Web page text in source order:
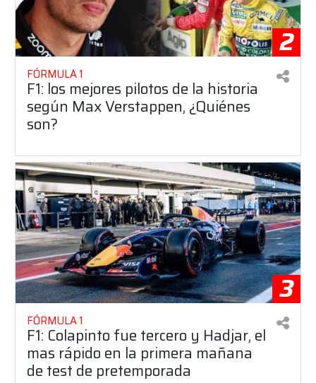
2
FÓRMULA 1
F1: los mejores pilotos de la historia
según Max Verstappen, ¿Quiénes
son?
3
FÓRMULA 1
F1: Colapinto fue tercero y Hadjar, el
mas rápido en la primera mañana
de test de pretemporada